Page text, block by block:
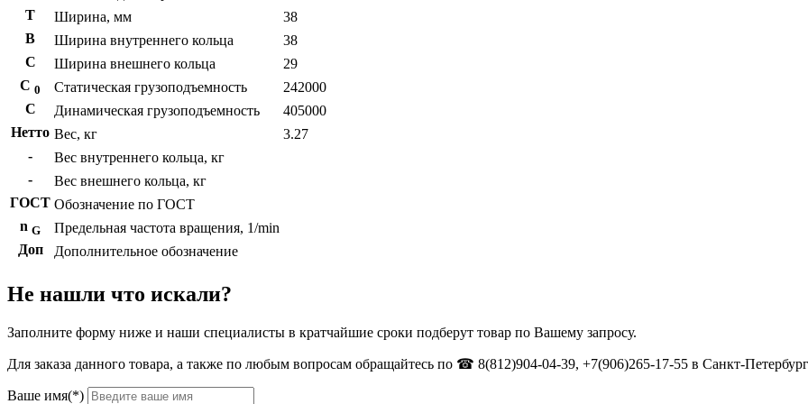
T
Ширина, мм
38
B
Ширина внутреннего кольца
38
С
Ширина внешнего кольца
29
С 0 Статическая грузоподъемность
242000
C
Динамическая грузоподъемность
405000
Нетто Вес, кг
3.27
-
Вес внутреннего кольца, кг
-
Вес внешнего кольца, кг
ГОСТ Обозначение по ГОСТ
n G
Предельная частота вращения, 1/min
Доп
Дополнительное обозначение
Не нашли что искали?
Заполните форму ниже и наши специалисты в кратчайшие сроки подберут товар по Вашему запросу.
Для заказа данного товара, а также по любым вопросам обращайтесь по ☎ 8(812)904-04-39, +7(906)265-17-55 в Санкт-
Ваше имя(*)